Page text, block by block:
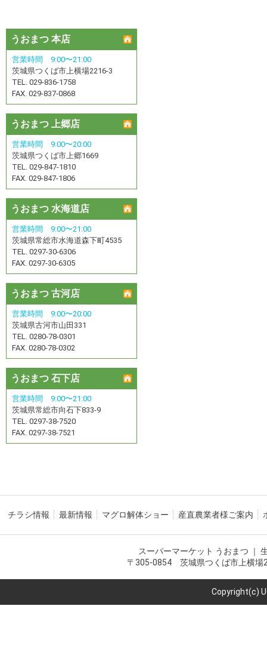
うおまつ 本店
営業時間 9:00〜21:00
茨城県つくば市上横場2216-3
TEL. 029-836-1758
FAX. 029-837-0868
うおまつ 上郷店
営業時間 9:00〜20:00
茨城県つくば市上郷1669
TEL. 029-847-1810
FAX. 029-847-1806
うおまつ 水海道店
営業時間 9:00〜21:00
茨城県常総市水海道森下町4535
TEL. 0297-30-6306
FAX. 0297-30-6305
うおまつ 古河店
営業時間 9:00〜20:00
茨城県古河市山田331
TEL. 0280-78-0301
FAX. 0280-78-0302
うおまつ 石下店
営業時間 9:00〜21:00
茨城県常総市向石下833-9
TEL. 0297-38-7520
FAX. 0297-38-7521
チラシ情報 最新情報 マグロ解体ショー 産直農業者様ご案内
スーパーマーケット うおま
〒305-0854 茨城県つくば市上
Copyright(c)